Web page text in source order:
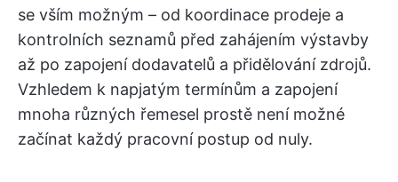
se vším možným – od koordinace prodeje a
kontrolních seznamů před zahájením výstavby
až po zapojení dodavatelů a přidělování zdrojů.
Vzhledem k napjatým termínům a zapojení
mnoha různých řemesel prostě není možné
začínat každý pracovní postup od nuly.